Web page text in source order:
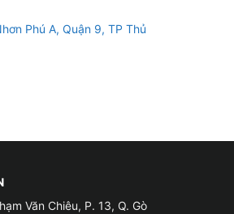
Phú A, Quận 9, TP Thủ
Văn Chiêu, P. 13, Q. Gò